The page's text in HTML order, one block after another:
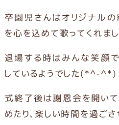
卒園児さんはオリジナルの
を心を込めて歌ってくれま
退場する時はみんな笑顔
しているようでした(*^-^*)
式終了後は謝恩会を開いて
めたり、楽しい時間を過